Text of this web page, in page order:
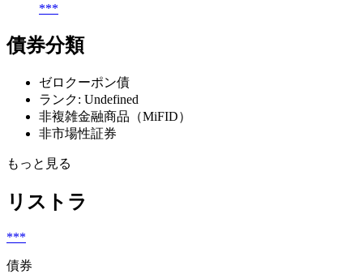
***
債券分類
ゼロクーポン債
ランク: Undefined
非複雑金融商品（MiFID）
非市場性証券
もっと見る
リストラ
***
債券